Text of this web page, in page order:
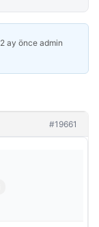
2 ay önce admin
#19661